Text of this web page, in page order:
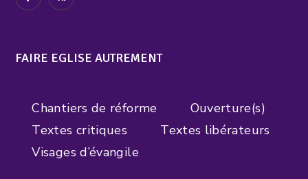
FAIRE EGLISE AUTREMENT
Chantiers de réforme
Ouverture(s)
Textes critiques
Textes libérateurs
Visages d’évangile